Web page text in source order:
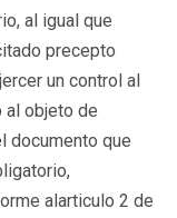
al igual que
precepto
un control al
al objeto de
documento que
alarticulo 2 de